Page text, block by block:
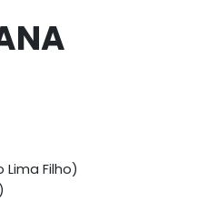
Lima Filho)